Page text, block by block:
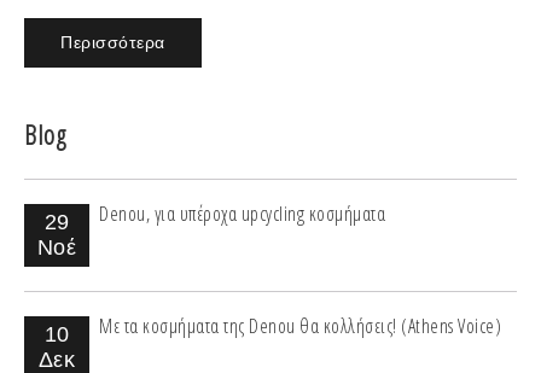
Περισσότερα
Blog
29
Νοέ
Denou, για υπέροχα upcycling κοσμήματα
10
Δεκ
Με τα κοσμήματα της Denou θα κολλήσεις! (Athens Voice)